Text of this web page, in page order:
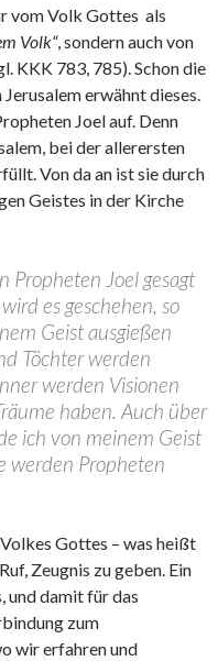
vom Volk Gottes als
Volk“, sondern auch von
KKK 783, 785). Schon die
erwähnt dieses.
Joel auf. Denn
bei der allerersten
Von da an ist sie durch
Geistes in der Kirche
Propheten Joel gesagt
es geschehen, so
Geist ausgießen
Töchter werden
werden Visionen
haben. Auch über
ich von meinem Geist
werden Propheten
Gottes – was heißt
Zeugnis zu geben. Ein
und damit für das
zum
wir erfahren und